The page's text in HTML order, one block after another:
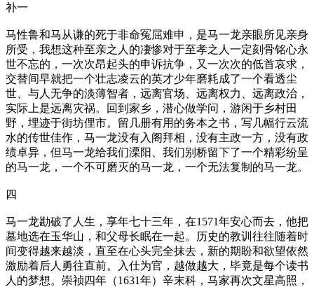
补一
马性鲁和马从谦的死于非命冤屈难申，是马一龙亲眼所见亲身
所受，我想这种至亲之人的凄惨对于至孝之人一定刻骨铭心永
世不忘的，一次次昂起头的申诉抗争，又一次次的低首哀求，
交替间早就把一个壮志凌云的英才少年磨耗成了一个看透尘
世、与人无争的淡薄智者，远离官场、远离权力、远离政治，
实际上是远离灾祸。回到家乡，潜心做学问，游闲于乡村田
野，埋迹于街坊俚市。留几册有用的务本之书，写几幅行云流
水的传世佳作，马一龙没有入阁拜相，没有主政一方，没有政
绩卓异，但马一龙给我们溧阳、我们别桥留下了一个精彩纷呈
的马一龙，一个不可磨灭的马一龙，一个无法复制的马一龙。
四
马一龙勘破了人生，享年七十三年，在1571年安心而去，他把
墓地选在玉华山，和父母长眠在一起。历史的教训往往随着时
间变得越来越淡，直至在心头完全抹去，新的期盼和欲望依然
激励着后人勇往直前。入仕为官，越做越大，毕竟是每个读书
人的梦想。崇祯四年（1631年）辛末科，马家再次文星高照，